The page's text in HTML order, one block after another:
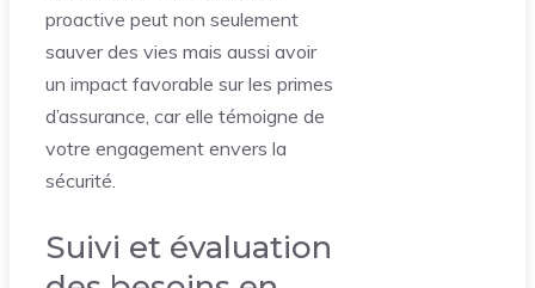
proactive peut non seulement
sauver des vies mais aussi avoir
un impact favorable sur les primes
d’assurance, car elle témoigne de
votre engagement envers la
sécurité.
Suivi et évaluation